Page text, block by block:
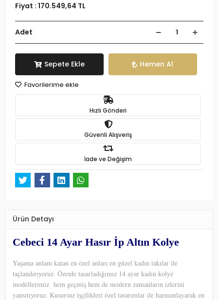
Fiyat : 170.549,64 TL
Adet
Sepete Ekle Hemen Al
Favorilerime ekle
Hızlı Gönderi
Güvenli Alışveriş
İade ve Değişim
Ürün Detayı
Cebeci 14 Ayar Hasır İp Altın Kolye
Yaşama anlam katan en özel anları en güzel kadın takılar ile
taçlandırıyoruz. Özenle tasarladığımız 14 ayar kadın kolye
modellerimiz hem geçmiş hem de modern zamanların izlerini
yansıtıyoruz. Kusursuz işçilikleri özel tasarımlar ile harmanlayarak en